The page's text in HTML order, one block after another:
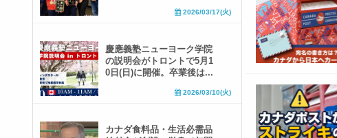
2026/03/17(火)
慶應義塾ニューヨーク学院
の説明会がトロントで5月1
0日(日)に開催。卒業後は...
2026/03/10(火)
カナダ食料品・生活必需品